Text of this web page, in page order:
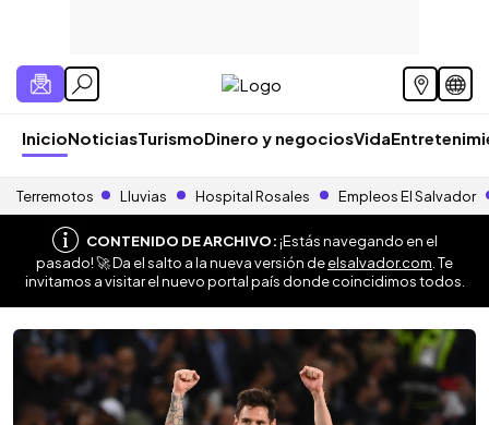
InicioNoticiasTurismoDinero y negociosVida
Terremotos Lluvias Hospital Rosales Empleos El Salvador
CONTENIDO DE ARCHIVO:¡Estás navegando en el
pasado! 🚀 Da el salto a la nueva versión deelsalvador.com . Te
invitamos a visitar el nuevo portal país donde coincidimos todos.